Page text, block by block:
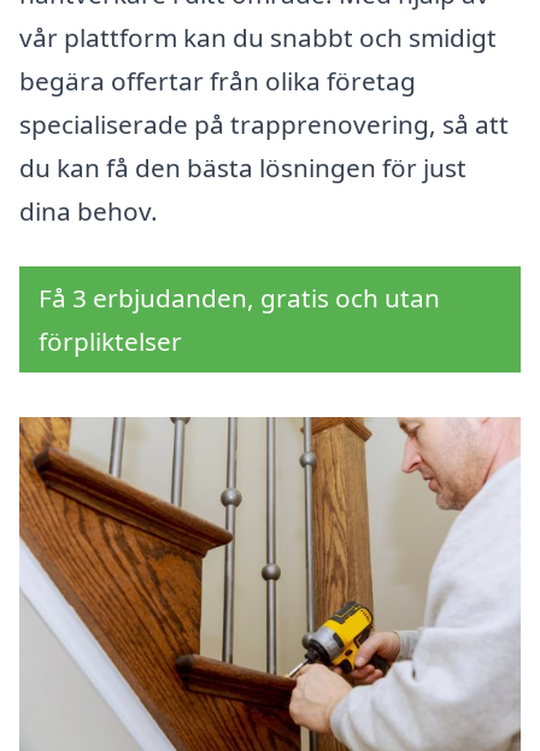
vår plattform kan du snabbt och smidigt
begära offertar från olika företag
specialiserade på trapprenovering, så att
du kan få den bästa lösningen för just
dina behov.
Få 3 erbjudanden, gratis och utan
förpliktelser